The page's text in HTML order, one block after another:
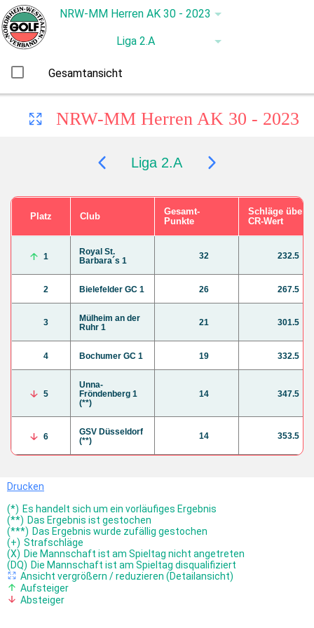
Gesamtansicht
NRW-MM Herren AK 30 - 2023
Liga 2.A
Platz Club
Gesamt-
Punkte
Schläge über
CR-Wert
1
Royal St.
Barbara´s 1
32 232.5
2 Bielefelder GC 1 26 267.5
3
Mülheim an der
Ruhr 1
21 301.5
4 Bochumer GC 1 19 332.5
5
Unna-
Fröndenberg 1
(**)
14 347.5
6
GSV Düsseldorf
(**)
14 353.5
Drucken
(*) Es handelt sich um ein vorläufiges Ergebnis
(**) Das Ergebnis ist gestochen
(***) Das Ergebnis wurde zufällig gestochen
(+) Strafschläge
(X) Die Mannschaft ist am Spieltag nicht angetreten
(DQ) Die Mannschaft ist am Spieltag disqualifiziert
Ansicht vergrößern / reduzieren (Detailansicht)
Aufsteiger
Absteiger